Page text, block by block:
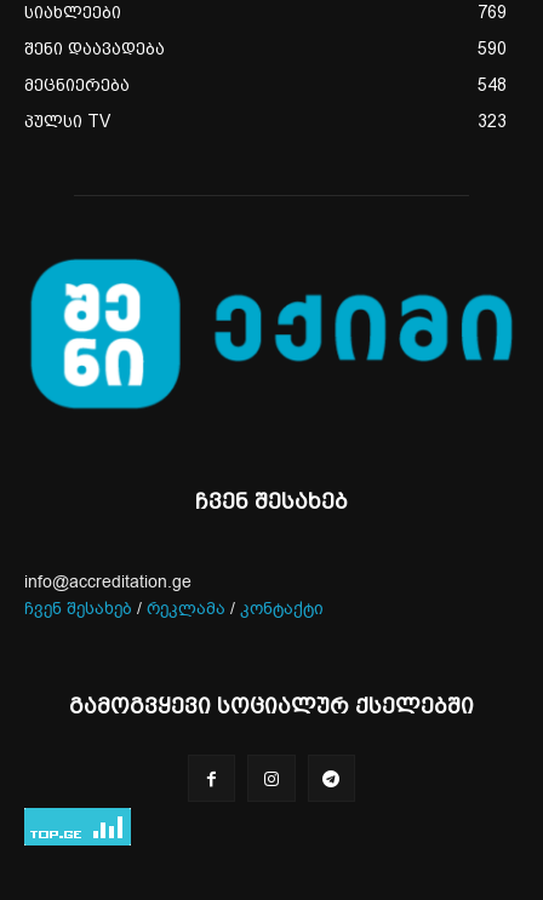
სიახლეები
769
შენი დაავადება
590
მეცნიერება
548
პულსი TV
323
ჩვენ შესახებ
info@accreditation.ge
ჩვენ შესახებ / რეკლამა / კონტაქტი
გამოგვყევი სოციალურ ქსელებში